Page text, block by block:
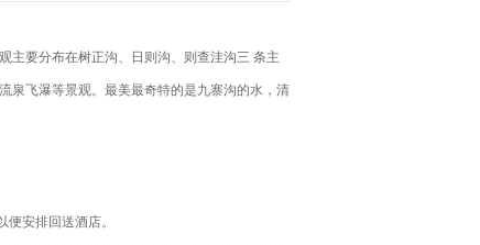
主要分布在树正沟、日则沟、则查洼沟三 条主
泉飞瀑等景观。最美最奇特的是九寨沟的水，清
安排回送酒店。